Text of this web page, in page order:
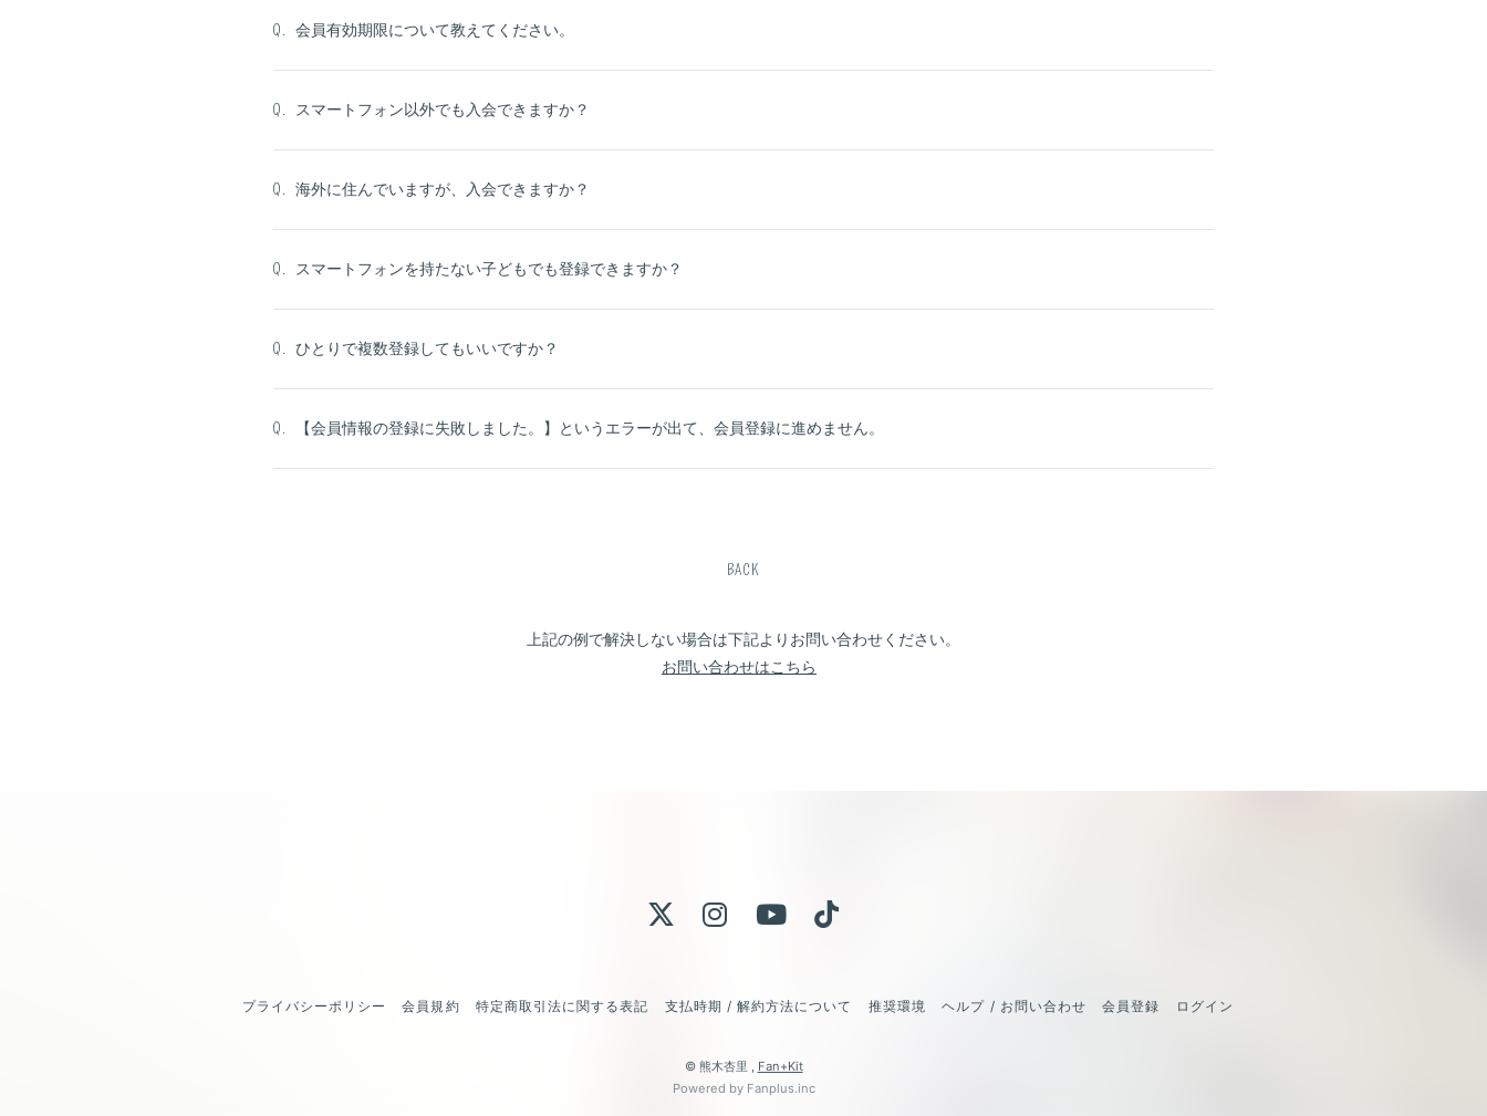
Q. 会員有効期限について教えてください。
Q. スマートフォン以外でも入会できますか？
Q. 海外に住んでいますが、入会できますか？
Q. スマートフォンを持たない子どもでも登録できますか？
Q. ひとりで複数登録してもいいですか？
Q. 【会員情報の登録に失敗しました。】というエラーが出て、会員登録に進めません。
BACK
上記の例で解決しない場合は下記よりお問い合わせください。
お問い合わせはこちら
プライバシーポリシー 会員規約 特定商取引法に関する表記 支払時期 / 解約方法について 推奨環境 ヘルプ / お問い合わせ 会員登録 ログイン
© 熊木杏里 , Fan+Kit
Powered by Fanplus.inc